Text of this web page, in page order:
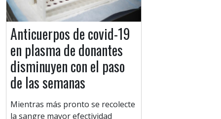
Anticuerpos de covid-19
en plasma de donantes
disminuyen con el paso
de las semanas
Mientras más pronto se recolecte
la sangre mayor efectividad